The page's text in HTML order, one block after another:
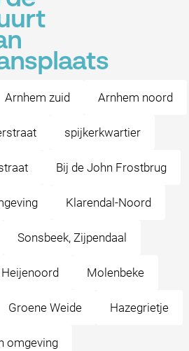
Arnhem zuid Arnhem noord
spijkerkwartier
Bij de John Frostbrug
Klarendal-Noord
Sonsbeek, Zijpendaal
Heijenoord Molenbeke
Groene Weide Hazegrietje
omgeving